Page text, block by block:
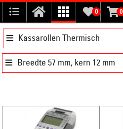
0 0
Kassarollen Thermisch
Breedte 57 mm, kern 12 mm